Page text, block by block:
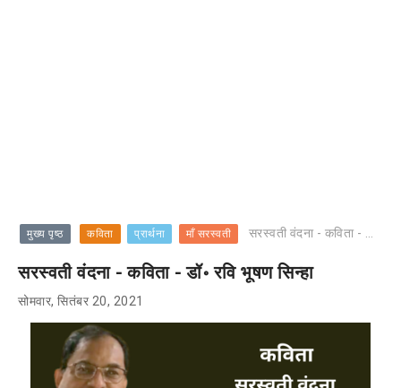
मुख्य पृष्ठ कविता प्रार्थना माँ सरस्वती सरस्वती वंदना - कविता - डॉ॰ रवि भूषण सिन्हा
सरस्वती वंदना - कविता - डॉ॰ रवि भूषण सिन्हा
सोमवार, सितंबर 20, 2021